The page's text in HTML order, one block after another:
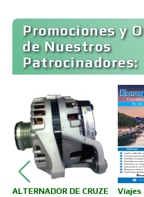
Cafeterías
Cajas de Ahorro
Cámaras de Comercio
Camiones para Fletes
Promociones y
de Nuestros
Patrocinadores:
ALTERNADOR DE CRUZE
Viajes